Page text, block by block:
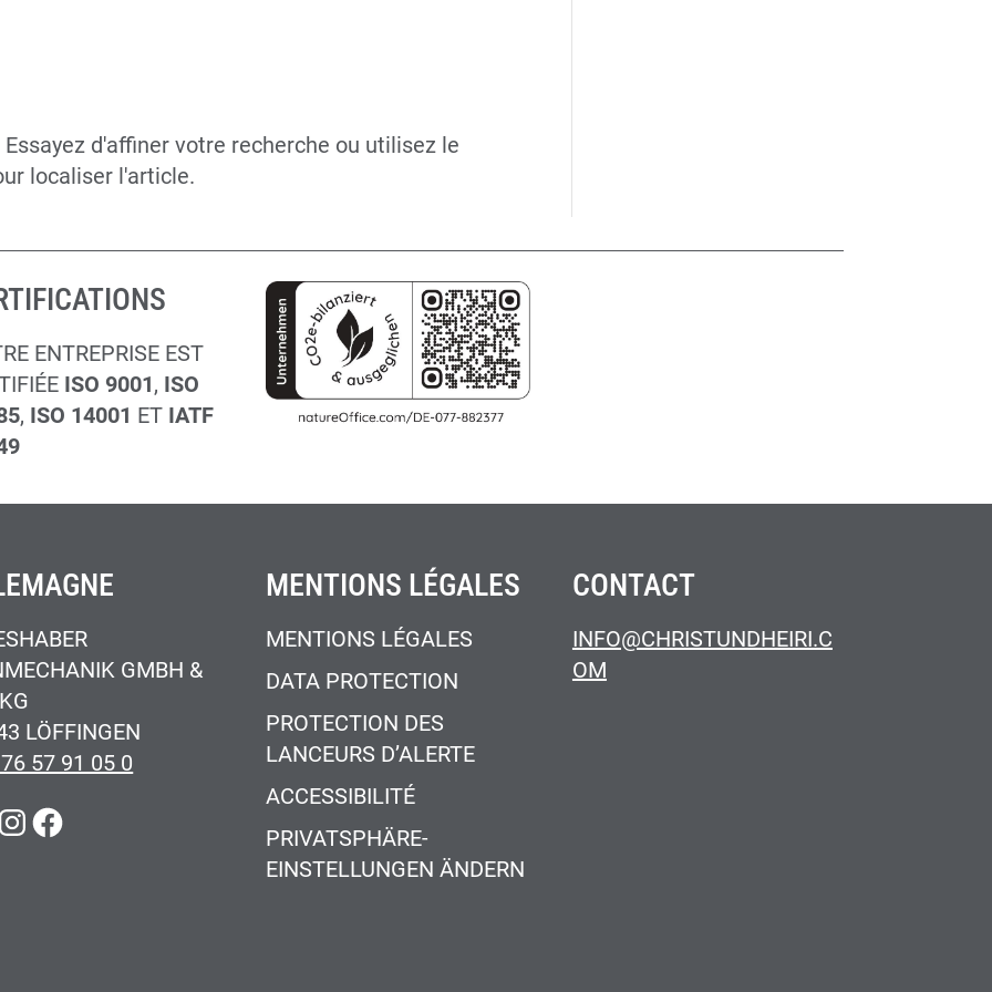
d'affiner votre recherche ou utilisez le
localiser l'article.
ENTREPRISE EST
ISO 9001, ISO
, ISO 14001 ET IATF
GMBH &
LÖFFINGEN
57 91 05 0
FACEBOOK
MENTIONS LÉGALES
MENTIONS LÉGALES
DATA PROTECTION
PROTECTION DES
LANCEURS D’ALERTE
ACCESSIBILITÉ
PRIVATSPHÄRE-
EINSTELLUNGEN ÄNDERN
CONTACT
INFO@CHRISTUNDHEIRI.C
OM